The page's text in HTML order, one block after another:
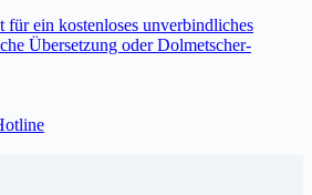
für ein kostenloses unverbindliches
Übersetzung oder Dolmetscher-